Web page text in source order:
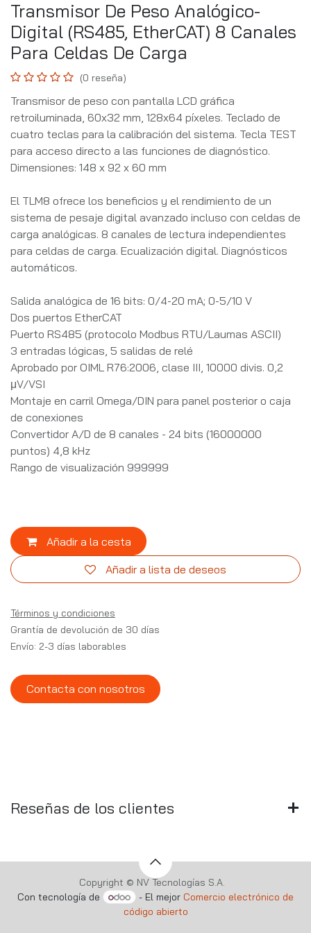
Transmisor De Peso Analógico-
Digital (RS485, EtherCAT) 8 Canales
Para Celdas De Carga
(0 reseña)
Transmisor de peso con pantalla LCD gráfica
retroiluminada, 60x32 mm, 128x64 píxeles. Teclado de
cuatro teclas para la calibración del sistema. Tecla TEST
para acceso directo a las funciones de diagnóstico.
Dimensiones: 148 x 92 x 60 mm
El TLM8 ofrece los beneficios y el rendimiento de un
sistema de pesaje digital avanzado incluso con celdas de
carga analógicas. 8 canales de lectura independientes
para celdas de carga. Ecualización digital. Diagnósticos
automáticos.
Salida analógica de 16 bits: 0/4-20 mA; 0-5/10 V
Dos puertos EtherCAT
Puerto RS485 (protocolo Modbus RTU/Laumas ASCII)
3 entradas lógicas, 5 salidas de relé
Aprobado por OIML R76:2006, clase III, 10000 divis. 0,2
μV/VSI
Montaje en carril Omega/DIN para panel posterior o caja
de conexiones
Convertidor A/D de 8 canales - 24 bits (16000000
puntos) 4,8 kHz
Rango de visualización 999999
Añadir a la cesta
Añadir a lista de deseos
Términos y condiciones
Grantía de devolución de 30 días
Envío: 2-3 días laborables
Contacta con nosotros
Reseñas de los clientes
Copyright © NV Tecnologías S.A.
Con tecnología de
- El mejor Comercio electrónico de
código abierto